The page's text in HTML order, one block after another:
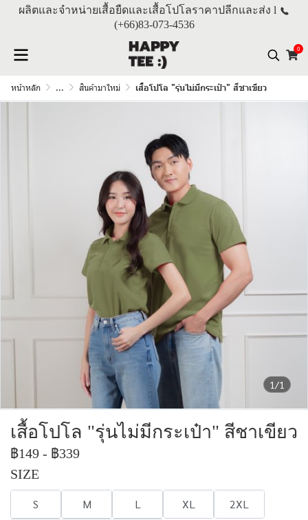
ผลิตและจำหน่ายเสื้อยืดและเสื้อโปโลราคาปลีกและส่ง l
(+66)83-073-4536
0
หน้าหลัก ... สินค้ามาใหม่ เสื้อโปโล "รุ่นไม่มีกระเป๋า" สีชาเขียว
1/1
เสื้อโปโล "รุ่นไม่มีกระเป๋า" สีชาเขียว
฿149 - ฿339
SIZE
S M L XL
2XL